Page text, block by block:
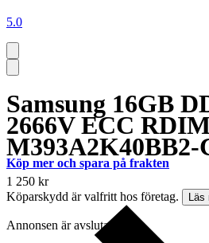
5.0
Samsung 16GB
2666V ECC
M393A2K40BB2-
1 250 kr
Köparskydd är valfritt hos företag.
Läs
Annonsen är avslutad
Köp mer och spara på frakten